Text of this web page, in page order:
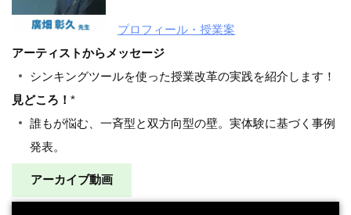
プロフィール・授業案
アーティストからメッセージ
シンキングツールを使った授業改革の実践を紹介します！
見どころ！ *
誰もが悩む、一斉型と双方向型の壁。実体験に基づく事例
発表。
アーカイブ動画